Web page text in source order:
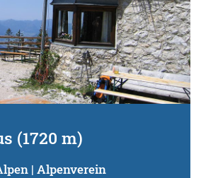
(1720 m)
| Alpenverein